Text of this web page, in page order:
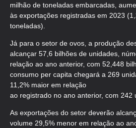
milhão de toneladas embarcadas,
às exportações registradas em 2023
toneladas).
Já para o setor de ovos, a produção
alcançar 57,6 bilhões de unidades,
relação ao ano anterior, com 52,448
consumo per capita chegará a 269
11,2% maior em relação
ao registrado no ano anterior, com 242
As exportações do setor deverão
volume 29,5% menor em relação ao